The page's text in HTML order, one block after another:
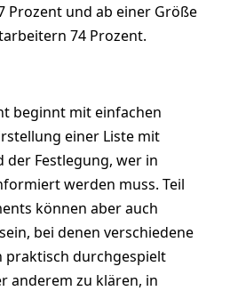
Prozent und ab einer Größe
74 Prozent.
beginnt mit einfachen
einer Liste mit
Festlegung, wer in
werden muss. Teil
können aber auch
bei denen verschiedene
praktisch durchgespielt
anderem zu klären, in